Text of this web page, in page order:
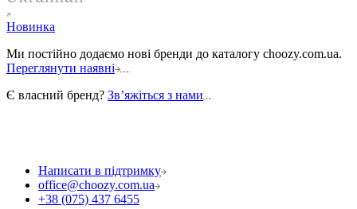
Новинка
Ми постійно додаємо нові бренди до каталогу choozy.com.ua.
Переглянути наявні
Є власний бренд? Звʼяжіться з нами
Написати в підтримку
office@choozy.com.ua
+38 (075) 437 6455